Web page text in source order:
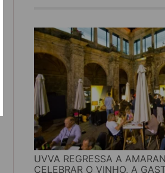
UVVA REGRESSA A
CELEBRAR O VINHO, A